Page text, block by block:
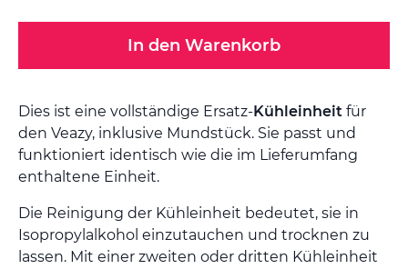
In den Warenkorb
Dies ist eine vollständige Ersatz-Kühleinheit für
den Veazy, inklusive Mundstück. Sie passt und
funktioniert identisch wie die im Lieferumfang
enthaltene Einheit.
Die Reinigung der Kühleinheit bedeutet, sie in
Isopropylalkohol einzutauchen und trocknen zu
lassen. Mit einer zweiten oder dritten Kühleinheit